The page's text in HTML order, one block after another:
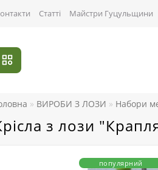
Статті Майстри Гуцульщини
ВИРОБИ З ЛОЗИ Набори
з лози
популярний